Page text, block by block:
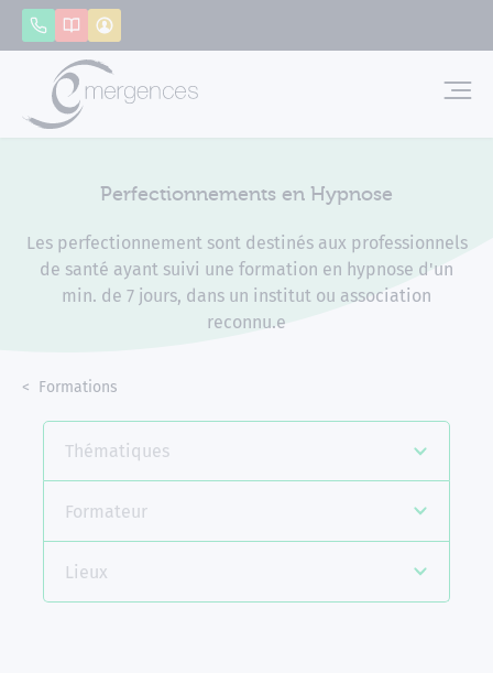
AppelerCatalogue
Perfectionnements en Hypnose
Les perfectionnement sont destinés aux professionnels
de santé ayant suivi une formation en hypnose d'un
min. de 7 jours, dans un institut ou association
reconnu.e
Accueil
Formations
Thématiques
Formateur
Lieux
Panneau de gestion des cookies